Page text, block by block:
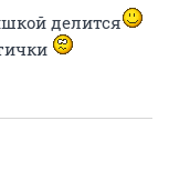
делится